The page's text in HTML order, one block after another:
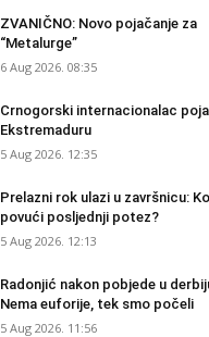
ZVANIČNO: Novo pojačanje za
“Metalurge”
6 Aug 2026. 08:35
Crnogorski internacionalac
Ekstremaduru
5 Aug 2026. 12:35
Prelazni rok ulazi u završnicu:
povući posljednji potez?
5 Aug 2026. 12:13
Radonjić nakon pobjede u
Nema euforije, tek smo počeli
5 Aug 2026. 11:56